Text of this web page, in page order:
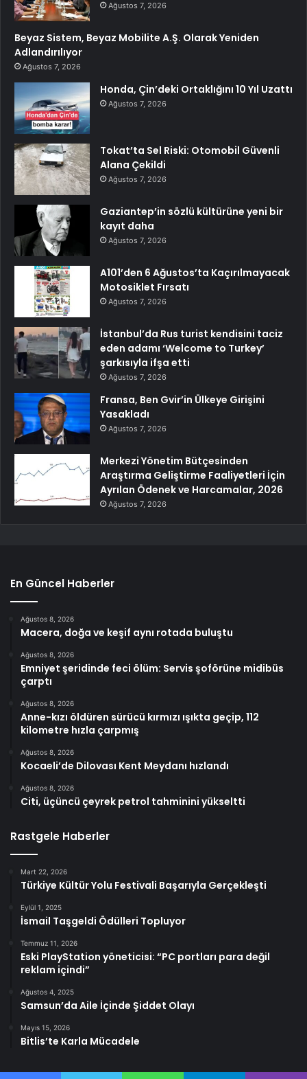
Ağustos 7, 2026
Beyaz Sistem, Beyaz Mobilite A.Ş. Olarak Yeniden
Adlandırılıyor
Ağustos 7, 2026
Honda, Çin’deki Ortaklığını 10 Yıl Uzattı
Ağustos 7, 2026
Tokat’ta Sel Riski: Otomobil Güvenli
Alana Çekildi
Ağustos 7, 2026
Gaziantep’in sözlü kültürüne yeni bir
kayıt daha
Ağustos 7, 2026
A101’den 6 Ağustos’ta Kaçırılmayacak
Motosiklet Fırsatı
Ağustos 7, 2026
İstanbul’da Rus turist kendisini taciz
eden adamı ‘Welcome to Turkey’
şarkısıyla ifşa etti
Ağustos 7, 2026
Fransa, Ben Gvir’in Ülkeye Girişini
Yasakladı
Ağustos 7, 2026
Merkezi Yönetim Bütçesinden
Araştırma Geliştirme Faaliyetleri İçin
Ayrılan Ödenek ve Harcamalar, 2026
Ağustos 7, 2026
En Güncel Haberler
Ağustos 8, 2026
Macera, doğa ve keşif aynı rotada buluştu
Ağustos 8, 2026
Emniyet şeridinde feci ölüm: Servis şoförüne midibüs
çarptı
Ağustos 8, 2026
Anne-kızı öldüren sürücü kırmızı ışıkta geçip, 112
kilometre hızla çarpmış
Ağustos 8, 2026
Kocaeli’de Dilovası Kent Meydanı hızlandı
Ağustos 8, 2026
Citi, üçüncü çeyrek petrol tahminini yükseltti
Rastgele Haberler
Mart 22, 2026
Türkiye Kültür Yolu Festivali Başarıyla Gerçekleşti
Eylül 1, 2025
İsmail Taşgeldi Ödülleri Topluyor
Temmuz 11, 2026
Eski PlayStation yöneticisi: “PC portları para değil
reklam içindi”
Ağustos 4, 2025
Samsun’da Aile İçinde Şiddet Olayı
Mayıs 15, 2026
Bitlis’te Karla Mücadele